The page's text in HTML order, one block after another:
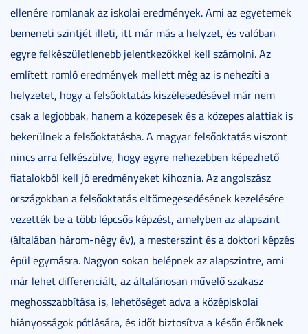
ellenére romlanak az iskolai eredmények. Ami az egyetemek
bemeneti szintjét illeti, itt már más a helyzet, és valóban
egyre felkészületlenebb jelentkezőkkel kell számolni. Az
említett romló eredmények mellett még az is nehezíti a
helyzetet, hogy a felsőoktatás kiszélesedésével már nem
csak a legjobbak, hanem a közepesek és a közepes alattiak is
bekerülnek a felsőoktatásba. A magyar felsőoktatás viszont
nincs arra felkészülve, hogy egyre nehezebben képezhető
fiatalokból kell jó eredményeket kihoznia. Az angolszász
országokban a felsőoktatás eltömegesedésének kezelésére
vezették be a több lépcsős képzést, amelyben az alapszint
(általában három-négy év), a mesterszint és a doktori képzés
épül egymásra. Nagyon sokan belépnek az alapszintre, ami
már lehet differenciált, az általánosan művelő szakasz
meghosszabbítása is, lehetőséget adva a középiskolai
hiányosságok pótlására, és időt biztosítva a későn érőknek